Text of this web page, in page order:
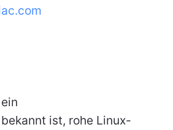
ist, rohe Linux-